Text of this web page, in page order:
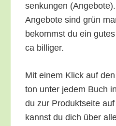
sen­kun­gen
Ange­bo­te sind grün
bekommst du ein
ca billiger.
Mit einem Klick auf
ton unter jedem Buch
du zur Pro­dukt­sei­te
kannst du dich über